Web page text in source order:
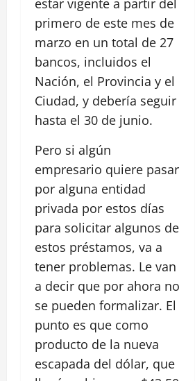
estar vigente a partir del
primero de este mes de
marzo en un total de 27
bancos, incluidos el
Nación, el Provincia y el
Ciudad, y debería seguir
hasta el 30 de junio.
Pero si algún
empresario quiere pasar
por alguna entidad
privada por estos días
para solicitar algunos de
estos préstamos, va a
tener problemas. Le van
a decir que por ahora no
se pueden formalizar. El
punto es que como
producto de la nueva
escapada del dólar, que